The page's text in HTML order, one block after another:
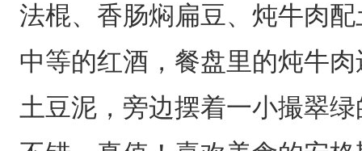
法棍、香肠焖扁豆、炖牛肉
中等的红酒，餐盘里的炖牛
土豆泥，旁边摆着一小撮翠